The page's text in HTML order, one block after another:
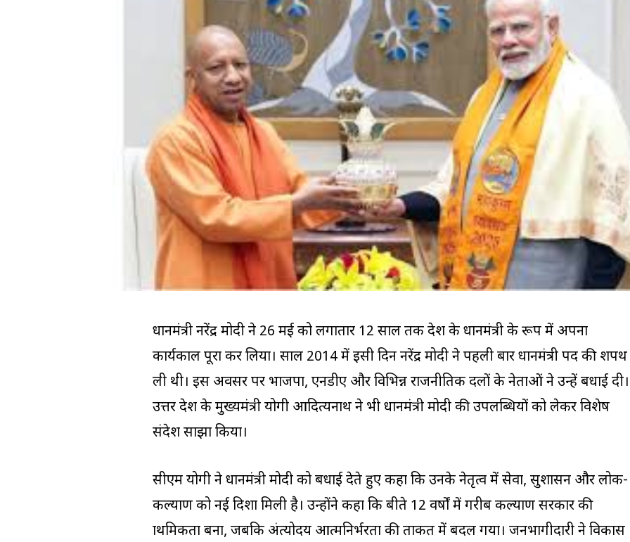
प्रधानमंत्री नरेंद्र मोदी ने 26 मई को लगातार 12 साल तक देश के प्रधानमंत्री के रूप में अपना
कार्यकाल पूरा कर लिया। साल 2014 में इसी दिन नरेंद्र मोदी ने पहली बार प्रधानमंत्री पद की शपथ
ली थी। इस अवसर पर भाजपा, एनडीए और विभिन्न राजनीतिक दलों के नेताओं ने उन्हें बधाई दी।
उत्तर प्रदेश के मुख्यमंत्री योगी आदित्यनाथ ने भी प्रधानमंत्री मोदी की उपलब्धियों को लेकर विशेष
संदेश साझा किया।
सीएम योगी ने प्रधानमंत्री मोदी को बधाई देते हुए कहा कि उनके नेतृत्व में सेवा, सुशासन और लोक-
कल्याण को नई दिशा मिली है। उन्होंने कहा कि बीते 12 वर्षों में गरीब कल्याण सरकार की
प्राथमिकता बना, जबकि अंत्योदय आत्मनिर्भरता की ताकत में बदल गया। जनभागीदारी ने विकास